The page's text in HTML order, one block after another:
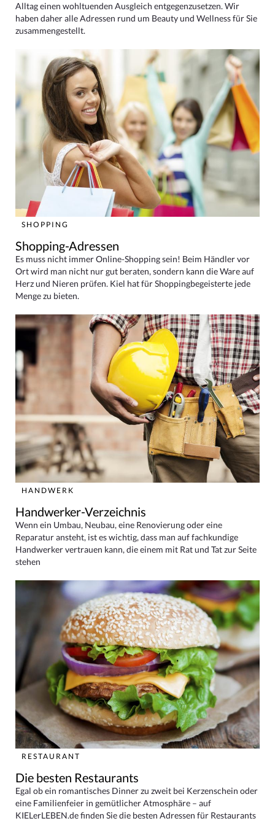
Alltag einen wohltuenden Ausgleich entgegenzusetzen. Wir
haben daher alle Adressen rund um Beauty und Wellness für Sie
zusammengestellt.
SHOPPING
Shopping-Adressen
Es muss nicht immer Online-Shopping sein! Beim Händler vor
Ort wird man nicht nur gut beraten, sondern kann die Ware auf
Herz und Nieren prüfen. Kiel hat für Shoppingbegeisterte jede
Menge zu bieten.
HANDWERK
Handwerker-Verzeichnis
Wenn ein Umbau, Neubau, eine Renovierung oder eine
Reparatur ansteht, ist es wichtig, dass man auf fachkundige
Handwerker vertrauen kann, die einem mit Rat und Tat zur Seite
stehen
RESTAURANT
Die besten Restaurants
Egal ob ein romantisches Dinner zu zweit bei Kerzenschein oder
eine Familienfeier in gemütlicher Atmosphäre – auf
KIELerLEBEN.de finden Sie die besten Adressen für Restaurants